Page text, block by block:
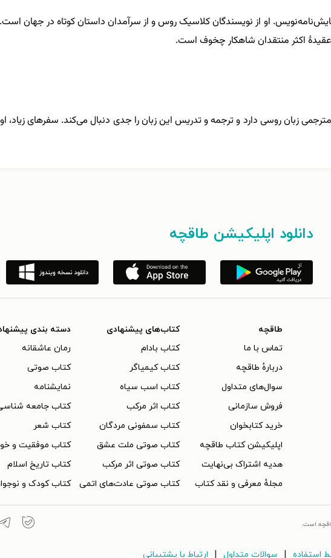
و نمایش‌نامه‌نویس. او از نویسندگان کلاسیک روس و از سرآمدان داستان کوتاه در جهان
عقیدۀ اکثر منتقدان شاهکار چخوف است.
و ساکن مشهد. متولد ۱۳۷۶. ارشد مترجمی زبان روسی دارد و ترجمه و تدریس این زبان را جدی دنبال می‌کند.
دانلود اپلیکیشن طاقچه
طاقچه
تماس با ما
دربارهٔ طاقچه
سوال‌های متداول
فروش سازمانی
خرید کتابخوان
اپلیکیشن کتاب طاقچه
هدیه اشتراک بی‌نهایت
مجلهٔ معرفی و نقد کتاب
کتاب‌های پیشنهادی
کتاب بادام
کتاب کیمیاگر
کتاب اسب سیاه
کتاب اثر مرکب
کتاب سمفونی مردگان
کتاب صوتی ملت عشق
کتاب صوتی اثر مرکب
کتاب صوتی عادت‌های اتمی
دسته بندی
رمان عاشقانه
کتاب‌ صوتی
نمایشنامه
کتاب جامعه
کتاب شعر
کتاب موفقیت و
کتاب تاریخ اسلام
کتاب کودک و
است.
استفاده | سوالات متداول | ارتباط با پشتیبانی